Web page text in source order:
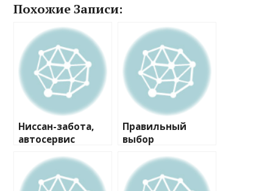
Похожие Записи:
Ниссан-забота,
автосервис
Правильный
выбор